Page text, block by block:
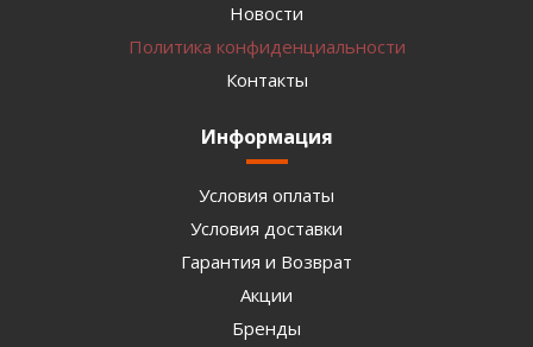
Новости
Политика конфиденциальности
Контакты
Информация
Условия оплаты
Условия доставки
Гарантия и Возврат
Акции
Бренды